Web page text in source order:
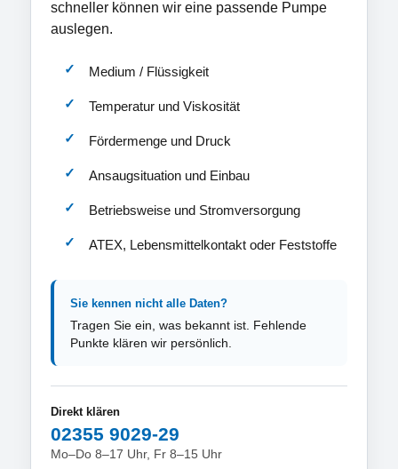
schneller können wir eine passende Pumpe
auslegen.
Medium / Flüssigkeit
Temperatur und Viskosität
Fördermenge und Druck
Ansaugsituation und Einbau
Betriebsweise und Stromversorgung
ATEX, Lebensmittelkontakt oder Feststoffe
Sie kennen nicht alle Daten?
Tragen Sie ein, was bekannt ist. Fehlende
Punkte klären wir persönlich.
Direkt klären
02355 9029-29
Mo–Do 8–17 Uhr, Fr 8–15 Uhr